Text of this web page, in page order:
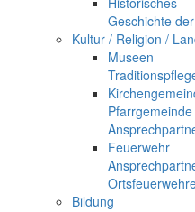
Geschichte
Kultur / Religion /
Museen
Pfarrgemeinde
Feuerwehr
Bildung